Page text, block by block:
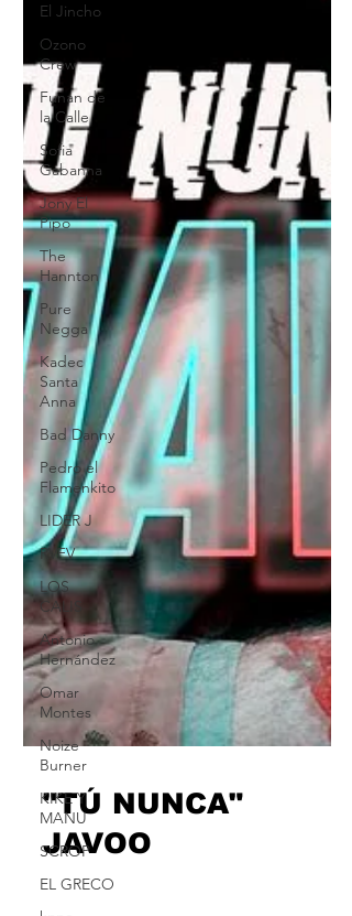
El Jincho
Ozono
Crew
Funan de
la Calle
Sofia
Gabanna
Jony El
Pipo
The
Hannton
Pure
Negga
Kadec
Santa
Anna
Bad Danny
Pedro el
Flamenkito
LIDER J
RVFV
LOS
CALIS
Antonio
Hernández
Omar
Montes
Noize
Burner
KIKE Y
MANU
SCROP
EL GRECO
JAVOO